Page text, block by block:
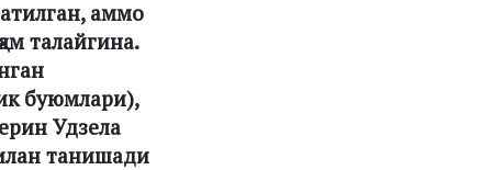
аммо
талайгина.
буюмлари),
Удзела
танишади